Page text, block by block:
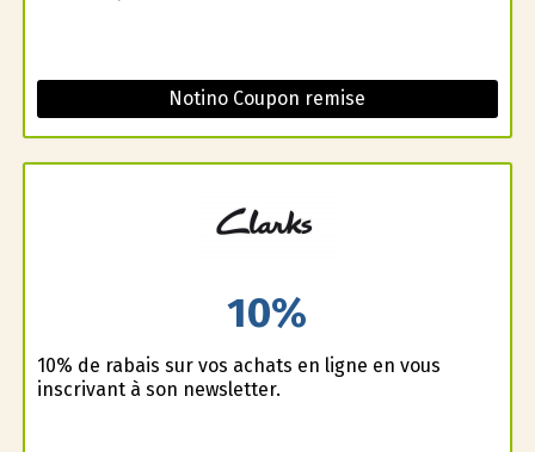
Notino Coupon remise
10%
10% de rabais sur vos achats en ligne en vous
inscrivant à son newsletter.